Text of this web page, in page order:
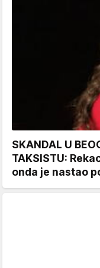
SKANDAL U
TAKSISTU:
onda je nastao